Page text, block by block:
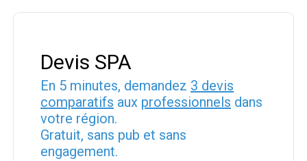
Devis SPA
En 5 minutes, demandez 3 devis
comparatifs aux professionnels dans
votre région.
Gratuit, sans pub et sans
engagement.